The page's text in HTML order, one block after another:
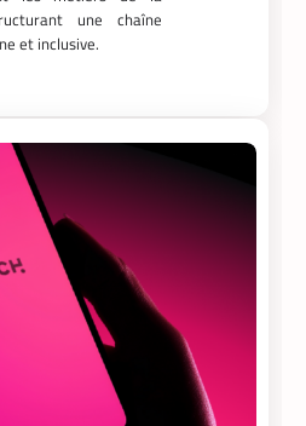
une chaîne
et inclusive.